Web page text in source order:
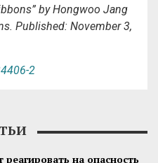
by Hongwoo Jang
Published: November 3,
2
на опасность